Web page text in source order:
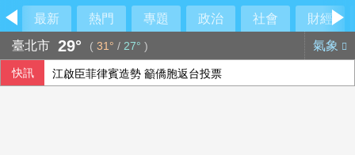
最新 熱門 專題 政治 社會
財經
臺北市 29° ( 31° / 27° ) 氣象
快訊 江啟臣菲律賓造勢 籲僑胞返台投票